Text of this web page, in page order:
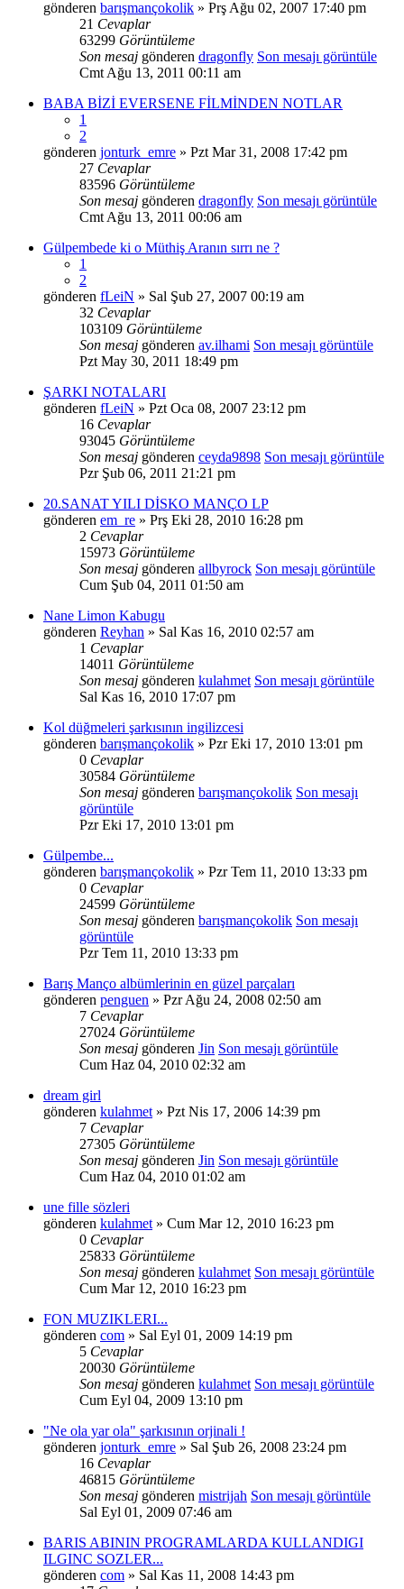
gönderen barışmançokolik » Prş Ağu 02, 2007 17:40 pm
21 Cevaplar
63299 Görüntüleme
Son mesaj gönderen dragonfly Son mesajı görüntüle
Cmt Ağu 13, 2011 00:11 am
BABA BİZİ EVERSENE FİLMİNDEN NOTLAR
1
2
gönderen jonturk_emre » Pzt Mar 31, 2008 17:42 pm
27 Cevaplar
83596 Görüntüleme
Son mesaj gönderen dragonfly Son mesajı görüntüle
Cmt Ağu 13, 2011 00:06 am
Gülpembede ki o Müthiş Aranın sırrı ne ?
1
2
gönderen fLeiN » Sal Şub 27, 2007 00:19 am
32 Cevaplar
103109 Görüntüleme
Son mesaj gönderen av.ilhami Son mesajı görüntüle
Pzt May 30, 2011 18:49 pm
ŞARKI NOTALARI
gönderen fLeiN » Pzt Oca 08, 2007 23:12 pm
16 Cevaplar
93045 Görüntüleme
Son mesaj gönderen ceyda9898 Son mesajı görüntüle
Pzr Şub 06, 2011 21:21 pm
20.SANAT YILI DİSKO MANÇO LP
gönderen em_re » Prş Eki 28, 2010 16:28 pm
2 Cevaplar
15973 Görüntüleme
Son mesaj gönderen allbyrock Son mesajı görüntüle
Cum Şub 04, 2011 01:50 am
Nane Limon Kabugu
gönderen Reyhan » Sal Kas 16, 2010 02:57 am
1 Cevaplar
14011 Görüntüleme
Son mesaj gönderen kulahmet Son mesajı görüntüle
Sal Kas 16, 2010 17:07 pm
Kol düğmeleri şarkısının ingilizcesi
gönderen barışmançokolik » Pzr Eki 17, 2010 13:01 pm
0 Cevaplar
30584 Görüntüleme
Son mesaj gönderen barışmançokolik Son mesajı
görüntüle
Pzr Eki 17, 2010 13:01 pm
Gülpembe...
gönderen barışmançokolik » Pzr Tem 11, 2010 13:33 pm
0 Cevaplar
24599 Görüntüleme
Son mesaj gönderen barışmançokolik Son mesajı
görüntüle
Pzr Tem 11, 2010 13:33 pm
Barış Manço albümlerinin en güzel parçaları
gönderen penguen » Pzr Ağu 24, 2008 02:50 am
7 Cevaplar
27024 Görüntüleme
Son mesaj gönderen Jin Son mesajı görüntüle
Cum Haz 04, 2010 02:32 am
dream girl
gönderen kulahmet » Pzt Nis 17, 2006 14:39 pm
7 Cevaplar
27305 Görüntüleme
Son mesaj gönderen Jin Son mesajı görüntüle
Cum Haz 04, 2010 01:02 am
une fille sözleri
gönderen kulahmet » Cum Mar 12, 2010 16:23 pm
0 Cevaplar
25833 Görüntüleme
Son mesaj gönderen kulahmet Son mesajı görüntüle
Cum Mar 12, 2010 16:23 pm
FON MUZIKLERI...
gönderen com » Sal Eyl 01, 2009 14:19 pm
5 Cevaplar
20030 Görüntüleme
Son mesaj gönderen kulahmet Son mesajı görüntüle
Cum Eyl 04, 2009 13:10 pm
"Ne ola yar ola" şarkısının orjinali !
gönderen jonturk_emre » Sal Şub 26, 2008 23:24 pm
16 Cevaplar
46815 Görüntüleme
Son mesaj gönderen mistrijah Son mesajı görüntüle
Sal Eyl 01, 2009 07:46 am
BARIS ABININ PROGRAMLARDA KULLANDIGI
ILGINC SOZLER...
gönderen com » Sal Kas 11, 2008 14:43 pm